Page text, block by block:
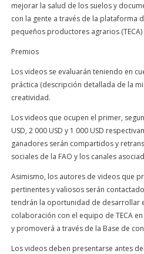
mejorar la salud de los suelos y
con la gente a través de la plataforma
pequeños productores agrarios (TECA)
Premios
Los videos se evaluarán teniendo en
práctica (descripción detallada de la
creatividad.
Los videos que ocupen el primer,
USD, 2 000 USD y 1 000 USD
ganadores serán compartidos y
sociales de la FAO y los canales
Asimismo, los autores de videos que
pertinentes y valiosos serán
tendrán la oportunidad de desarrollar
colaboración con el equipo de TECA
y promoverá a través de la Base de
Los videos deben presentarse antes